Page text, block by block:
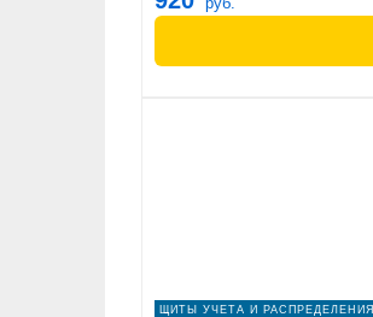
ЩИТЫ УЧЕТА И РАСПРЕДЕЛЕНИЯ